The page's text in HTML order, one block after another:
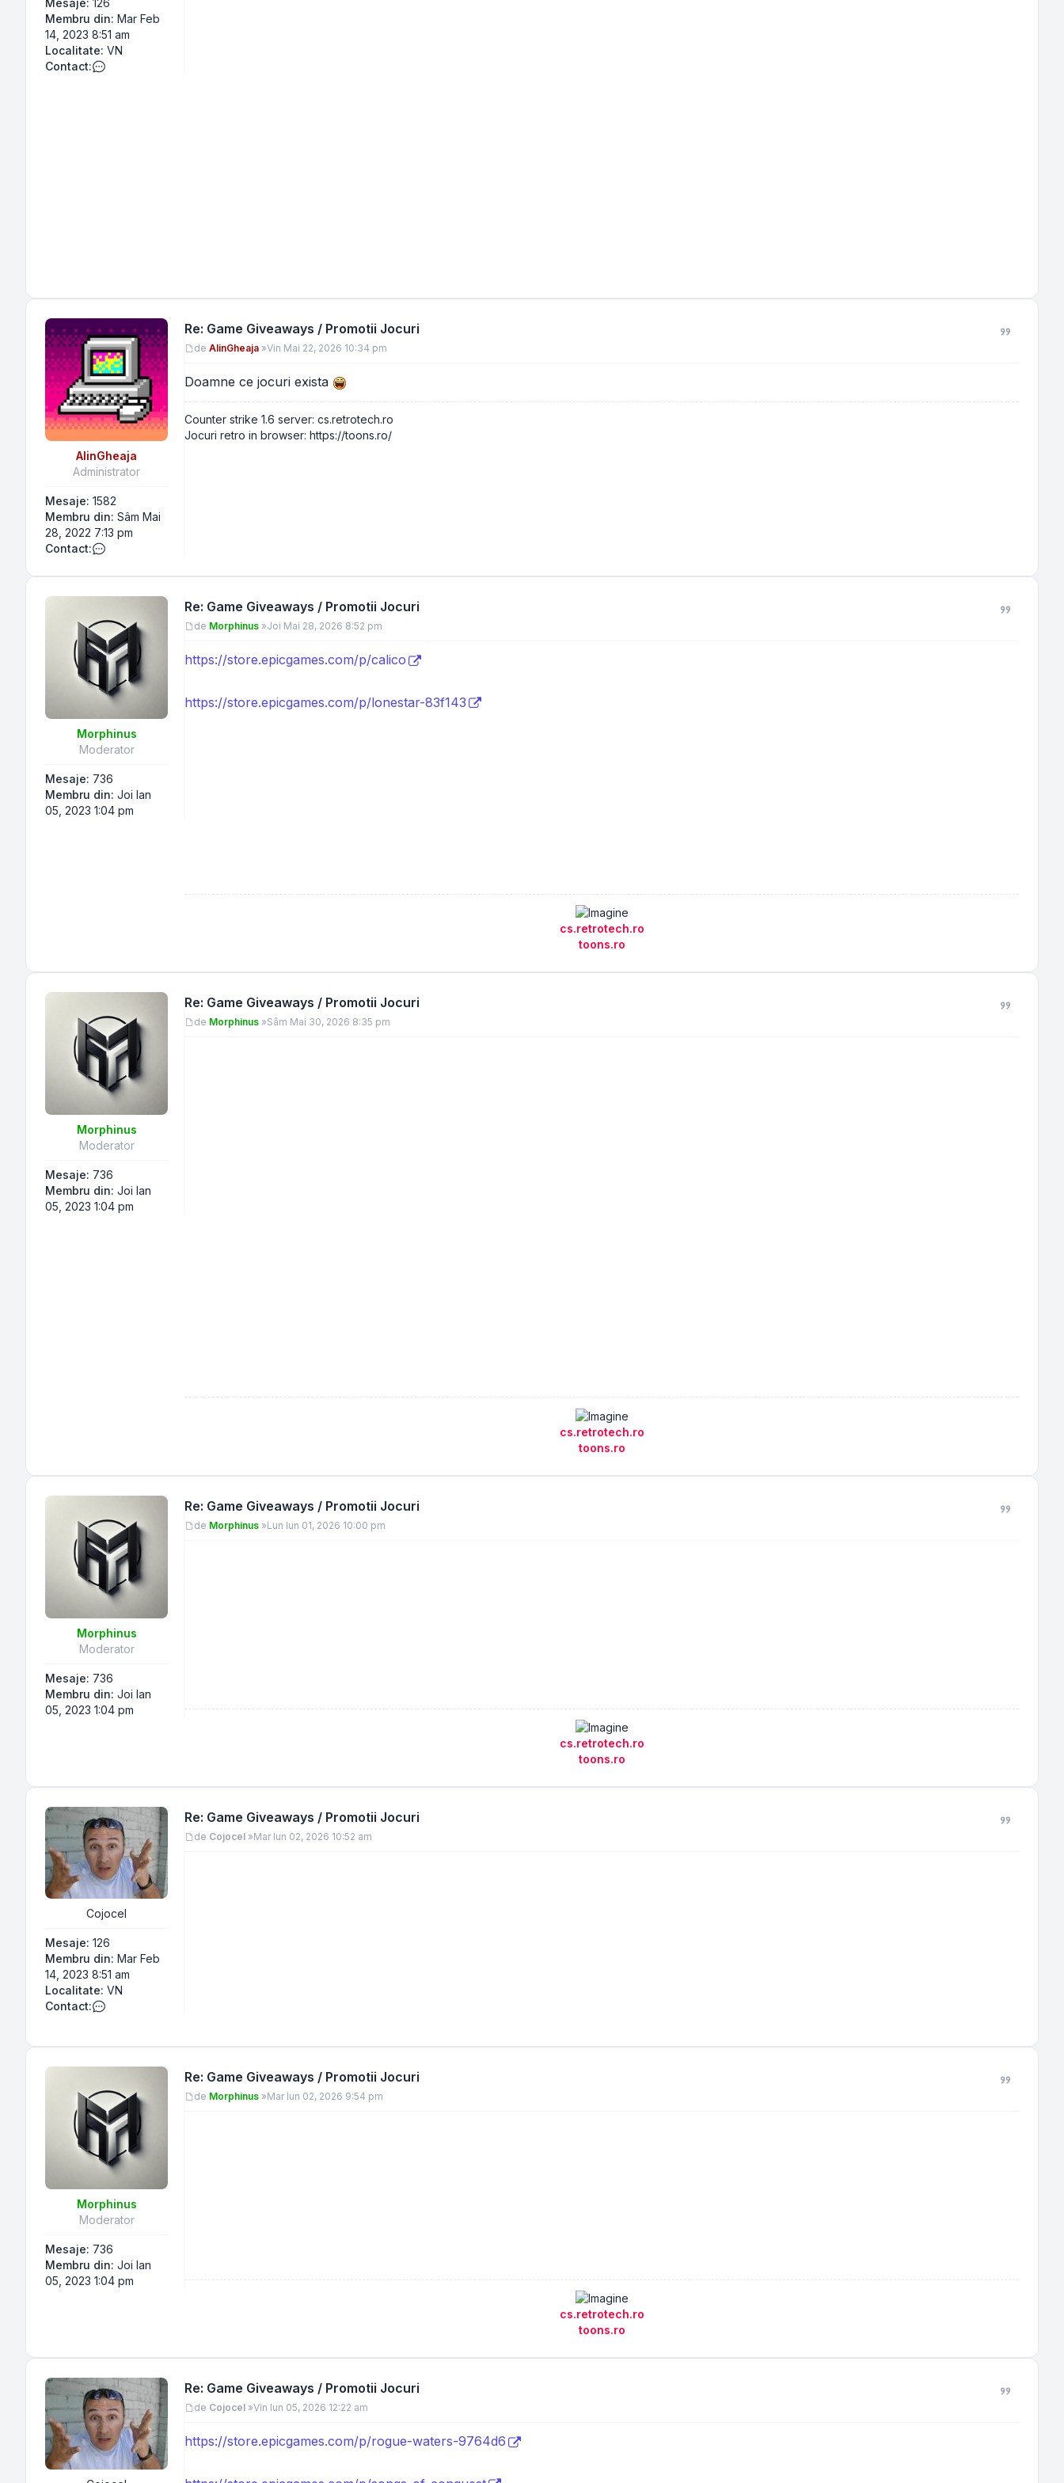
Mesaje: 126
Membru din: Mar Feb
14, 2023 8:51 am
Localitate: VN
Contact: Contactează pe Cojocel
AlinGheaja
Administrator
Mesaje: 1582
Membru din: Sâm Mai
28, 2022 7:13 pm
Contact: Contactează pe AlinGheaja
Re: Game Giveaways / Promotii Jocuri
Mesaj
de AlinGheaja »Vin Mai 22, 2026 10:34 pm
Doamne ce jocuri exista
Counter strike 1.6 server: cs.retrotech.ro
Jocuri retro in browser: https://toons.ro/
Morphinus
Moderator
Mesaje: 736
Membru din: Joi Ian
05, 2023 1:04 pm
Re: Game Giveaways / Promotii Jocuri
Mesaj
de Morphinus »Joi Mai 28, 2026 8:52 pm
https://store.epicgames.com/p/calico
https://store.epicgames.com/p/lonestar-83f143
cs.retrotech.ro
toons.ro
Morphinus
Moderator
Mesaje: 736
Membru din: Joi Ian
05, 2023 1:04 pm
Re: Game Giveaways / Promotii Jocuri
Mesaj
de Morphinus »Sâm Mai 30, 2026 8:35 pm
cs.retrotech.ro
toons.ro
Morphinus
Moderator
Mesaje: 736
Membru din: Joi Ian
05, 2023 1:04 pm
Re: Game Giveaways / Promotii Jocuri
Mesaj
de Morphinus »Lun Iun 01, 2026 10:00 pm
cs.retrotech.ro
toons.ro
Cojocel
Mesaje: 126
Membru din: Mar Feb
14, 2023 8:51 am
Localitate: VN
Contact: Contactează pe Cojocel
Re: Game Giveaways / Promotii Jocuri
Mesaj
de Cojocel »Mar Iun 02, 2026 10:52 am
Morphinus
Moderator
Mesaje: 736
Membru din: Joi Ian
05, 2023 1:04 pm
Re: Game Giveaways / Promotii Jocuri
Mesaj
de Morphinus »Mar Iun 02, 2026 9:54 pm
cs.retrotech.ro
toons.ro
Re: Game Giveaways / Promotii Jocuri
Mesaj
de Cojocel »Vin Iun 05, 2026 12:22 am
https://store.epicgames.com/p/rogue-waters-9764d6